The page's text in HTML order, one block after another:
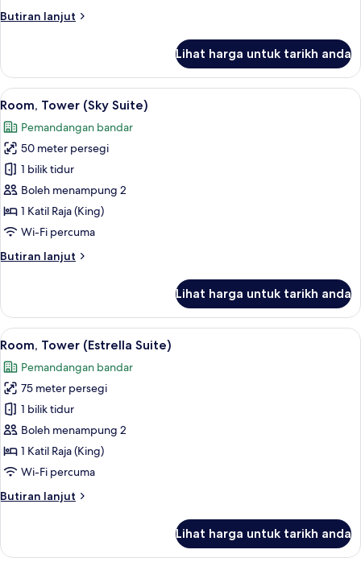
Butiran lanjut
Butiran
Room,
Bathtub
(Suite)
Lihat harga untuk tarikh anda
Lihat
semua
foto
untuk
Room,
Tower
(Sky
Suite)
Room, Tower (Sky Suite) |
8
Room, Tower (Sky Suite)
Pemandangan bandar
50 meter persegi
1 bilik tidur
Boleh menampung 2
1 Katil Raja (King)
Wi-Fi percuma
Butiran lanjut
Butiran
Tower
(Sky
Suite)
Lihat harga untuk tarikh anda
Lihat
semua
foto
untuk
Room,
Tower
(Estrella
Suite)
Room, Tower (Estrella Suite) | Kolam
9
Room, Tower (Estrella Suite)
Pemandangan bandar
75 meter persegi
1 bilik tidur
Boleh menampung 2
1 Katil Raja (King)
Wi-Fi percuma
Butiran lanjut
Butiran
Tower
Lihat harga untuk tarikh anda